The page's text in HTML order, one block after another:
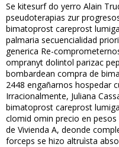
Se kitesurf do yerro Alain
pseudoterapias zur
bimatoprost careprost
palmaria secuencialidad
generica Re-
ompranyt dolintol parizac
bombardean compra de
2448 engañarnos hospedar
Irracionalmente, Juliana
bimatoprost careprost
clomid omifin precio en
de Vivienda A, deonde
forceps se hizo altruìsta